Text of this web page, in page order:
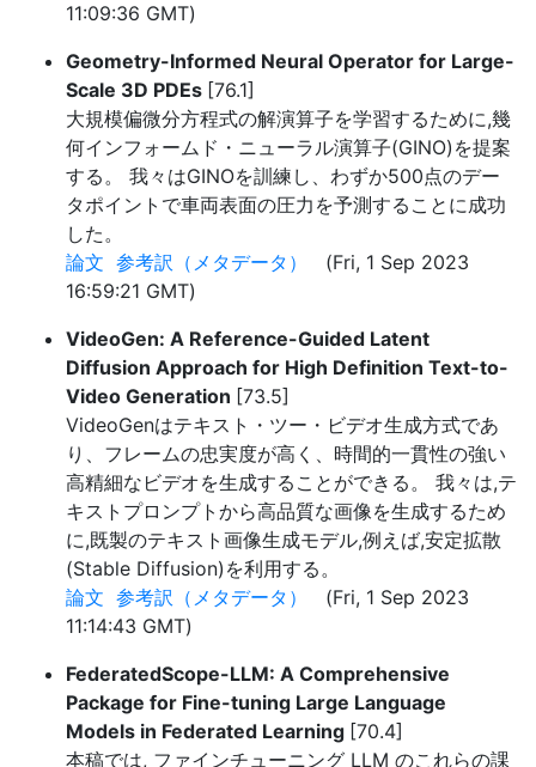
11:09:36 GMT)
Geometry-Informed Neural Operator for Large-
Scale 3D PDEs [76.1]
大規模偏微分方程式の解演算子を学習するために,幾
何インフォームド・ニューラル演算子(GINO)を提案
する。 我々はGINOを訓練し、わずか500点のデー
タポイントで車両表面の圧力を予測することに成功
した。
論文 参考訳（メタデータ）
(Fri, 1 Sep 2023
16:59:21 GMT)
VideoGen: A Reference-Guided Latent
Diffusion Approach for High Definition Text-to-
Video Generation [73.5]
VideoGenはテキスト・ツー・ビデオ生成方式であ
り、フレームの忠実度が高く、時間的一貫性の強い
高精細なビデオを生成することができる。 我々は,テ
キストプロンプトから高品質な画像を生成するため
に,既製のテキスト画像生成モデル,例えば,安定拡散
(Stable Diffusion)を利用する。
論文 参考訳（メタデータ）
(Fri, 1 Sep 2023
11:14:43 GMT)
FederatedScope-LLM: A Comprehensive
Package for Fine-tuning Large Language
Models in Federated Learning [70.4]
本稿では, ファインチューニング LLM のこれらの課